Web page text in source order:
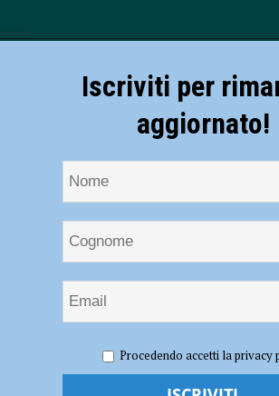
platani in Via Tramello e Maculani, Mancioppi:
valorizzazione del patrimonio arboreo”
Iscriviti per
aggiornato!
Procedendo accetti la privacy